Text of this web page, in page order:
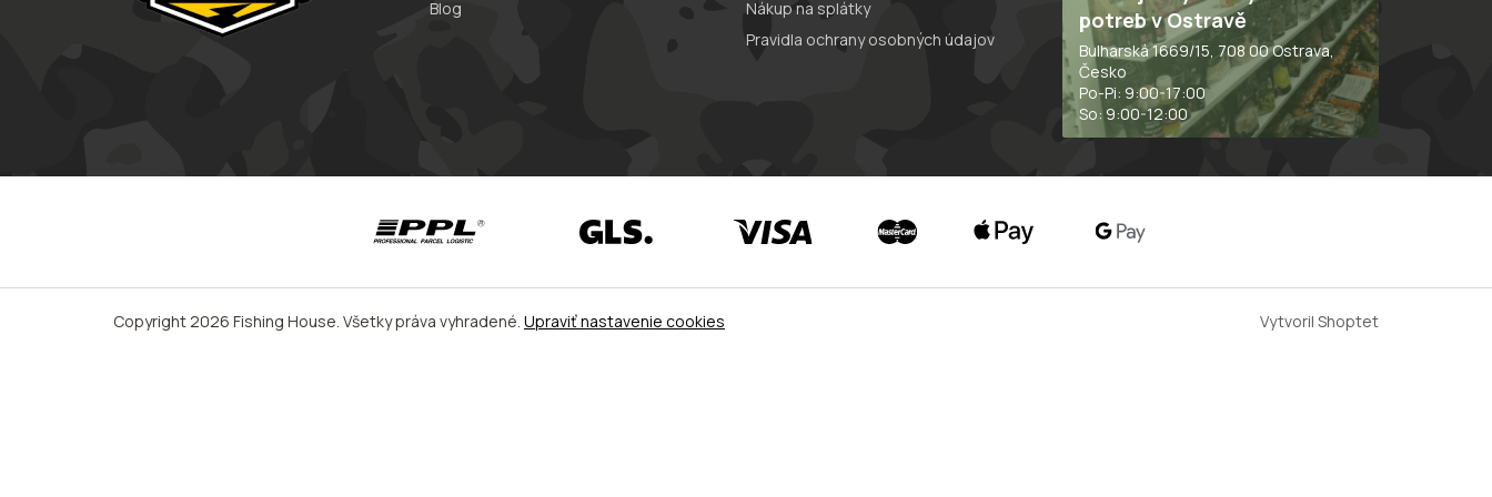
Blog
Nákup na splátky
Pravidla ochrany osobných údajov
potreb v Ostravě
Bulharská 1669/15, 708 00 Ostrava,
Česko
Po-Pi: 9:00-17:00
So: 9:00-12:00
Vytvoril Shoptet
Copyright 2026 Fishing House . Všetky práva vyhradené. Upraviť nastavenie cookies